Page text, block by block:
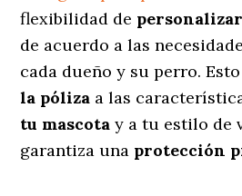
flexibilidad de
de acuerdo a las
cada dueño y su perro.
la póliza a las
tu mascota y a tu estilo de
garantiza una protección